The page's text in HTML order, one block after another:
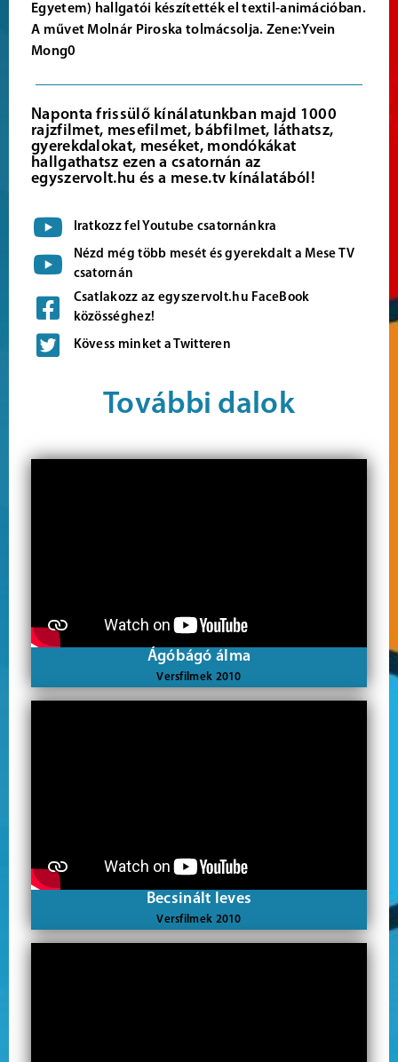
Egyetem) hallgatói készítették el textil-animációban.
A művet Molnár Piroska tolmácsolja. Zene:Yvein
Mong0
Naponta frissülő kínálatunkban majd 1000
rajzfilmet, mesefilmet, bábfilmet, láthatsz,
gyerekdalokat, meséket, mondókákat
hallgathatsz ezen a csatornán az
egyszervolt.hu és a mese.tv kínálatából!
Iratkozz fel Youtube csatornánkra
Nézd még több mesét és gyerekdalt a Mese TV
csatornán
Csatlakozz az egyszervolt.hu FaceBook
közösséghez!
Kövess minket a Twitteren
További dalok
Ágóbágó álma
Versfilmek 2010
Becsinált leves
Versfilmek 2010